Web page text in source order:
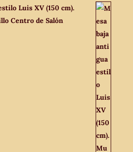
Luis XV (150 cm).
Centro de Salón